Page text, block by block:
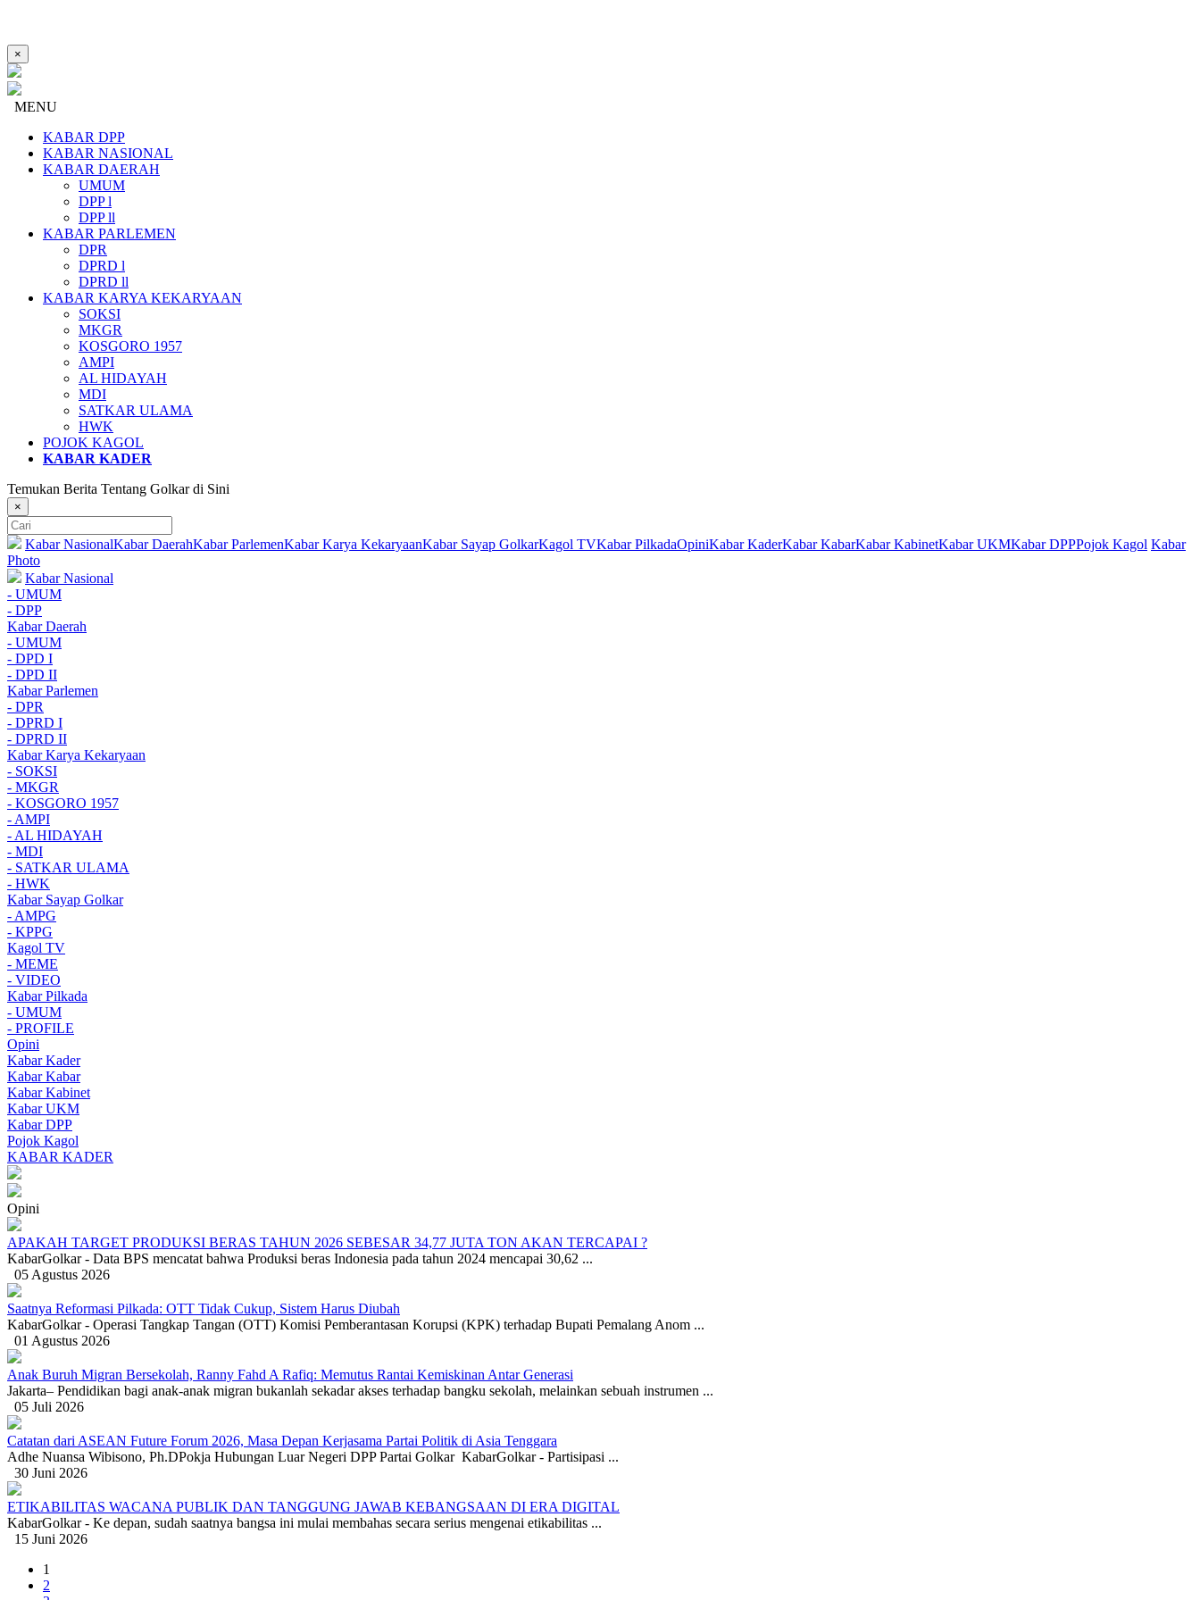
×
MENU
KABAR DPP
KABAR NASIONAL
KABAR DAERAH
UMUM
DPP l
DPP ll
KABAR PARLEMEN
DPR
DPRD l
DPRD ll
KABAR KARYA KEKARYAAN
SOKSI
MKGR
KOSGORO 1957
AMPI
AL HIDAYAH
MDI
SATKAR ULAMA
HWK
POJOK KAGOL
KABAR KADER
Temukan Berita Tentang Golkar di Sini
×
Kabar NasionalKabar DaerahKabar ParlemenKabar Karya KekaryaanKabar Sayap GolkarKagol TVKabar PilkadaOpiniKabar KaderKabar KabarKabar KabinetKabar UKMKabar DPPPojok Kagol Kabar
Photo
Kabar Nasional
- UMUM
- DPP
Kabar Daerah
- UMUM
- DPD I
- DPD II
Kabar Parlemen
- DPR
- DPRD I
- DPRD II
Kabar Karya Kekaryaan
- SOKSI
- MKGR
- KOSGORO 1957
- AMPI
- AL HIDAYAH
- MDI
- SATKAR ULAMA
- HWK
Kabar Sayap Golkar
- AMPG
- KPPG
Kagol TV
- MEME
- VIDEO
Kabar Pilkada
- UMUM
- PROFILE
Opini
Kabar Kader
Kabar Kabar
Kabar Kabinet
Kabar UKM
Kabar DPP
Pojok Kagol
KABAR KADER
Opini
APAKAH TARGET PRODUKSI BERAS TAHUN 2026 SEBESAR 34,77 JUTA TON AKAN TERCAPAI ?
KabarGolkar - Data BPS mencatat bahwa Produksi beras Indonesia pada tahun 2024 mencapai 30,62 ...
05 Agustus 2026
Saatnya Reformasi Pilkada: OTT Tidak Cukup, Sistem Harus Diubah
KabarGolkar - Operasi Tangkap Tangan (OTT) Komisi Pemberantasan Korupsi (KPK) terhadap Bupati Pemalang Anom ...
01 Agustus 2026
Anak Buruh Migran Bersekolah, Ranny Fahd A Rafiq: Memutus Rantai Kemiskinan Antar Generasi
Jakarta– Pendidikan bagi anak-anak migran bukanlah sekadar akses terhadap bangku sekolah, melainkan sebuah instrumen ...
05 Juli 2026
Catatan dari ASEAN Future Forum 2026, Masa Depan Kerjasama Partai Politik di Asia Tenggara
Adhe Nuansa Wibisono, Ph.DPokja Hubungan Luar Negeri DPP Partai Golkar KabarGolkar - Partisipasi ...
30 Juni 2026
ETIKABILITAS WACANA PUBLIK DAN TANGGUNG JAWAB KEBANGSAAN DI ERA DIGITAL
KabarGolkar - Ke depan, sudah saatnya bangsa ini mulai membahas secara serius mengenai etikabilitas ...
15 Juni 2026
1
2